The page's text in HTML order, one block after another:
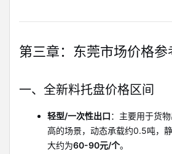
第三章：东莞市场价格参
一、全新料托盘价格区间
轻型/一次性出口：主要用于货
高的场景，动态承载约0.5吨，
大约为60-90元/个。